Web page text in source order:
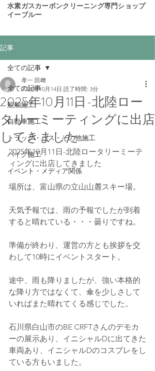
​水素ガスカーボンクリーニング専門ショップ
イーブルー
記事
全ての記事
船舶施工
自動車施工
トラック・バス・その他施工
バイク施工
イベント・メディア関係
全ての記事
2025年10月11日-北陸ロー
タリーミーティングに出店
してきました
孝一 田﨑
2025年10月14日 読了時間: 3分
2025年10月11日-北陸ロータリーミーテ
ィングに出店してきました
場所は、富山県の立山山麓スキー場。
天気予報では、雨の予報でしたが到着
すると晴れている・・・曇りですね。
準備が終わり、運営の方とも挨拶を交
わして10時にイベントスタート。
途中、雨も降りましたが、強い本格的
な降り方ではなくて、傘を少しさして
いればまた晴れてくる感じでした。
石川県白山市のBE CRFTさんのデモカ
ーの展示あり、イニシャルDに出てきた
車両あり、イニシャルDのコスプレをし
ている方もいました。